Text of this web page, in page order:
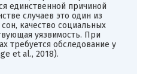
единственной причиной
случаев это один из
качество социальных
уязвимость. При
требуется обследование у
et al., 2018).